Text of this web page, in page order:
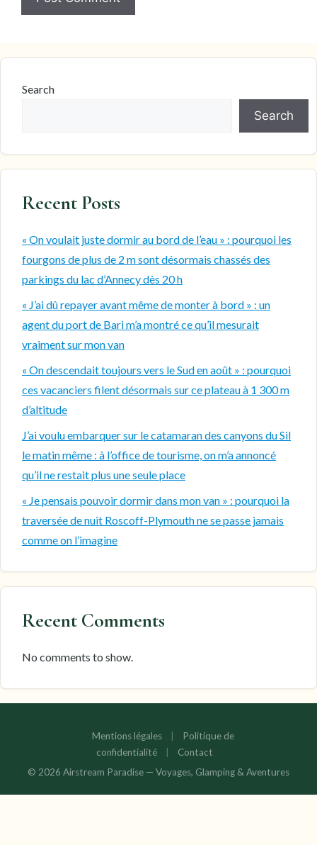
Search
Search
Recent Posts
« On voulait juste dormir au bord de l’eau » : pourquoi les
fourgons de plus de 2 m sont désormais chassés des
parkings du lac d’Annecy dès 20 h
« J’ai dû repayer avant même de monter à bord » : un
agent du port de Bari m’a montré ce qu’il mesurait
vraiment sur mon van
« On descendait toujours vers le Sud en août » : pourquoi
ces vacanciers filent désormais sur ce plateau à 1 300 m
d’altitude
J’ai voulu embarquer sur le catamaran des canyons du Sil
le matin même : à l’office de tourisme, on m’a annoncé
qu’il ne restait plus une seule place
« Je pensais pouvoir dormir dans mon van » : pourquoi la
traversée de nuit Roscoff-Plymouth ne se passe jamais
comme on l’imagine
Recent Comments
No comments to show.
Mentions légales |
Politique de
confidentialité
|
Contact
© 2026 Airstream Paradise — Voyages, Glamping & Aventures